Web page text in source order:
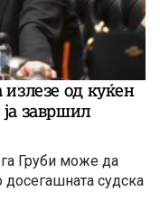
од куќен
завршил
Груби може да
досегашната судска